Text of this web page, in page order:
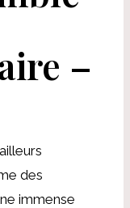
–
des
immense